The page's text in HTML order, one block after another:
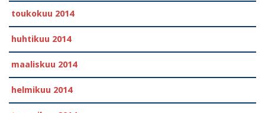
toukokuu 2014
huhtikuu 2014
maaliskuu 2014
helmikuu 2014